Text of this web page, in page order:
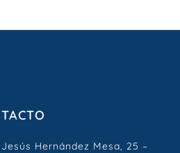
Hernández Mesa, 25 –